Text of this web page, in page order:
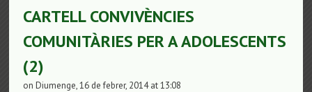
CARTELL CONVIVÈNCIES
COMUNITÀRIES PER A ADOLESCENTS
(2)
on Diumenge, 16 de febrer, 2014 at 13:08